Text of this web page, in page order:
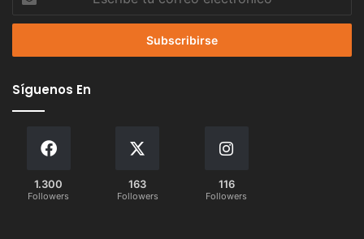
tu
correo
Síguenos En
1.300
Followers
163
Followers
116
Followers